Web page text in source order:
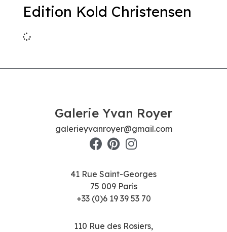
Edition Kold Christensen
Galerie Yvan Royer
galerieyvanroyer@gmail.com
41 Rue Saint-Georges
75 009 Paris
+33 (0)6 19 39 53 70
110 Rue des Rosiers,